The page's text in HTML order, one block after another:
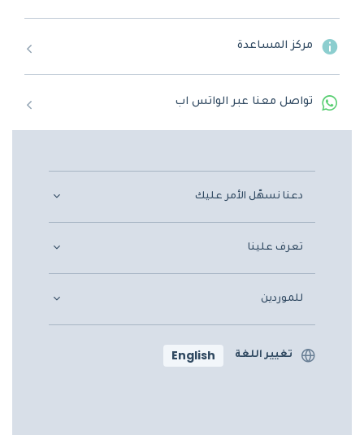
مركز المساعدة
تواصل معنا عبر الواتس اب
دعنا نسهّل الأمر عليك
تعرف علينا
للموردين
تغيير اللغة English